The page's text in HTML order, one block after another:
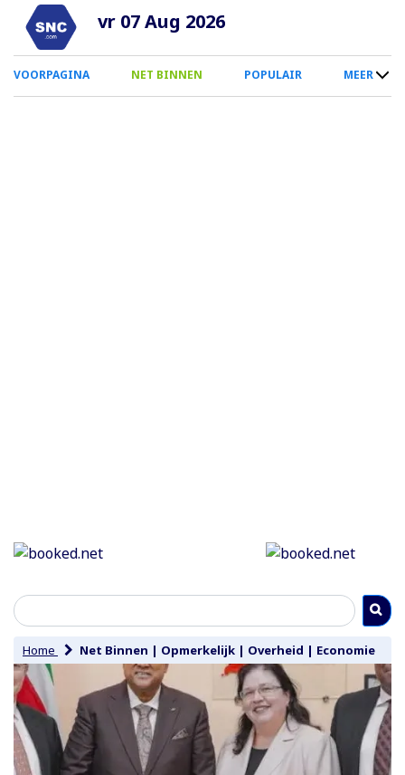
Overslaan
naar
inhoud
vr 07 Aug 2026
0
Smartphone
VOORPAGINA NET BINNEN POPULAIR MEER
Home Net Binnen | Opmerkelijk | Overheid | Economie